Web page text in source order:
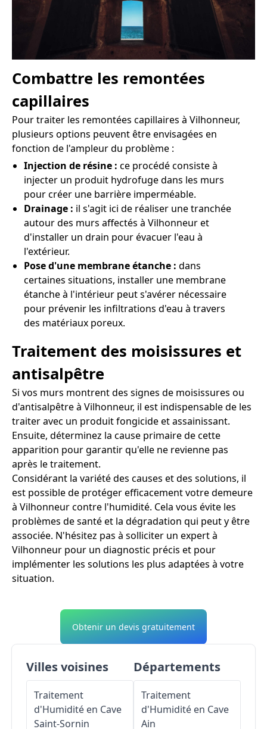
Combattre les remontées
capillaires
Pour traiter les remontées capillaires à Vilhonneur,
plusieurs options peuvent être envisagées en
fonction de l'ampleur du problème :
Injection de résine : ce procédé consiste à
injecter un produit hydrofuge dans les murs
pour créer une barrière imperméable.
Drainage : il s'agit ici de réaliser une tranchée
autour des murs affectés à Vilhonneur et
d'installer un drain pour évacuer l'eau à
l'extérieur.
Pose d'une membrane étanche : dans
certaines situations, installer une membrane
étanche à l'intérieur peut s'avérer nécessaire
pour prévenir les infiltrations d'eau à travers
des matériaux poreux.
Traitement des moisissures et
antisalpêtre
Si vos murs montrent des signes de moisissures ou
d'antisalpêtre à Vilhonneur, il est indispensable de les
traiter avec un produit fongicide et assainissant.
Ensuite, déterminez la cause primaire de cette
apparition pour garantir qu'elle ne revienne pas
après le traitement.
Considérant la variété des causes et des solutions, il
est possible de protéger efficacement votre demeure
à Vilhonneur contre l'humidité. Cela vous évite les
problèmes de santé et la dégradation qui peut y être
associée. N'hésitez pas à solliciter un expert à
Vilhonneur pour un diagnostic précis et pour
implémenter les solutions les plus adaptées à votre
situation.
Obtenir un devis gratuitement
Villes voisines
Traitement
d'Humidité en Cave
Saint-Sornin
Départements
Traitement
d'Humidité en Cave
Ain